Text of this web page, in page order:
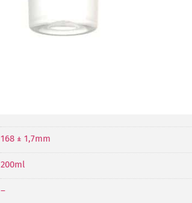
168 ± 1,7mm
200ml
–